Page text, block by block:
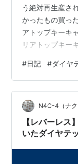
う絶対再生産さ
かったもの買っ
アトップキーキ
リアトップキー
おうと思って悩
だろうから…キ
ほうがいいのか
#日記 #ダイヤ
N4C-4（ナ
【レバーレ
いたダイヤテ